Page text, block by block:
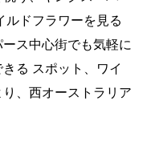
ルドフラワーを見る
ス中心街でも気軽に
る スポット、ワイ
、西オーストラリア